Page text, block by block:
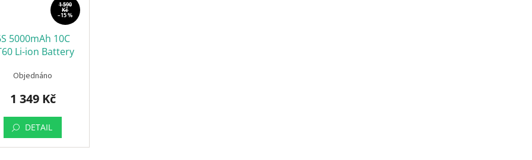
1 590
Kč
–15 %
5000mAh 10C
Li-ion Battery
Objednáno
1 349 Kč
DETAIL